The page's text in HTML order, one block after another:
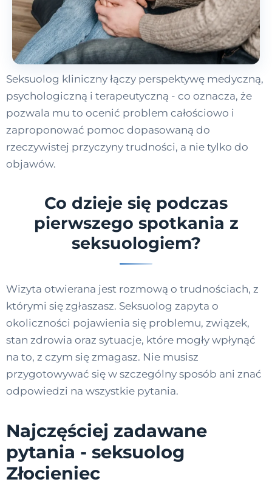
Seksuolog kliniczny łączy perspektywę medyczną,
psychologiczną i terapeutyczną - co oznacza, że
pozwala mu to ocenić problem całościowo i
zaproponować pomoc dopasowaną do
rzeczywistej przyczyny trudności, a nie tylko do
objawów.
Co dzieje się podczas
pierwszego spotkania z
seksuologiem?
Wizyta otwierana jest rozmową o trudnościach, z
którymi się zgłaszasz. Seksuolog zapyta o
okoliczności pojawienia się problemu, związek,
stan zdrowia oraz sytuacje, które mogły wpłynąć
na to, z czym się zmagasz. Nie musisz
przygotowywać się w szczególny sposób ani znać
odpowiedzi na wszystkie pytania.
Najczęściej zadawane
pytania - seksuolog
Złocieniec